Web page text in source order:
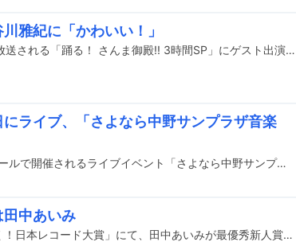
雅紀に「かわいい！」
あのが本日10月10日19:00より日本テレビ系で放送される「踊る！ さんま御殿!! 3時間SP」にゲスト出演する。
ライブ、「さよなら中野サンプラザ音楽
5月1日から7月2日まで東京・中野サンプラザホールで開催されるライブイベント「さよなら中野サンプラザ音楽祭」の出演アーティスト第4弾が発表された。
田中あいみ
本日12月30日にTBS系で放送中の「第64回 輝く！日本レコード大賞」にて、田中あいみが最優秀新人賞に選出された。